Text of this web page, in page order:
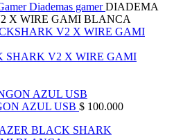
Diademas gamerDIADEMA
X WIRE GAMI BLANCA
SHARK V2 X WIRE GAMI
AZUL USB $ 100.000